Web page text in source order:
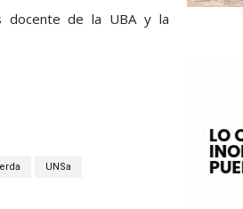
docente de la UBA y la
UNSa